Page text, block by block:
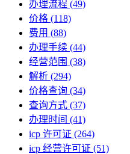
办理流程 (49)
价格 (118)
费用 (88)
办理手续 (44)
经营范围 (38)
解析 (294)
价格查询 (34)
查询方式 (37)
办理时间 (41)
icp 许可证 (264)
icp 经营许可证 (51)